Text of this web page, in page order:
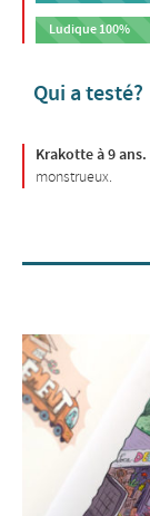
Ludique100%
Qui a testé?
Krakotte à 9 ans.
monstrueux.